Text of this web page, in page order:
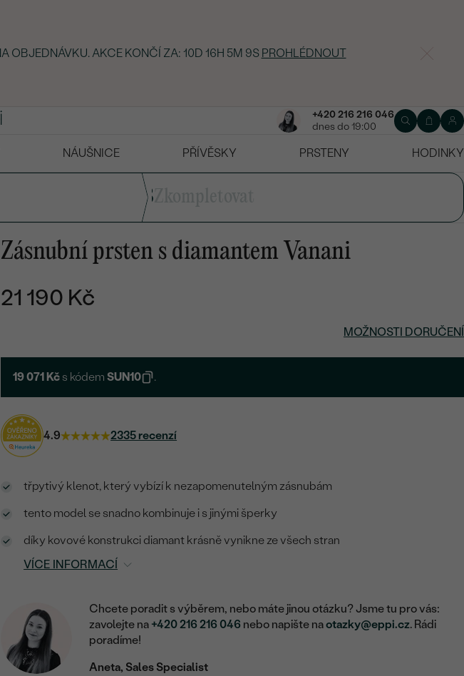
OBJEDNÁVKU. AKCE KONČÍ ZA: 10D 16H 5M 8S PROHLÉDNOUT
+420 216 216 046
dnes do 19:00
NÁUŠNICE PŘÍVĚSKY PRSTENY HODINKY
3
Zásnubní prsten s diamantem Vanani
21 190 Kč
MOŽNOSTI DORUČENÍ
19 071 Kč s kódemSUN10 .
4.9 2335 recenzí
třpytivý klenot, který vybízí k nezapomenutelným zásnubám
tento model se snadno kombinuje i s jinými šperky
díky kovové konstrukci diamant krásně vynikne ze všech stran
VÍCE INFORMACÍ
Chcete poradit s výběrem, nebo máte jinou otázku? Jsme tu pro vás:
zavolejte na +420 216 216 046 nebo napište naotazky@eppi.cz. Rádi
poradíme!
Aneta, Sales Specialist